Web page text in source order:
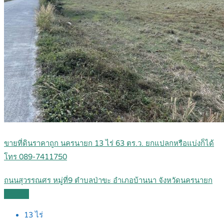
ขายที่ดินราคาถูก นครนายก 13 ไร่ 63 ตร.ว. ยกแปลกหรือแบ่งก็ได้
โทร 089-7411750
ถนนสุวรรณศร หมู่ที่9 ตำบลป่าขะ อำเภอบ้านนา จังหวัดนครนายก
13ไร่